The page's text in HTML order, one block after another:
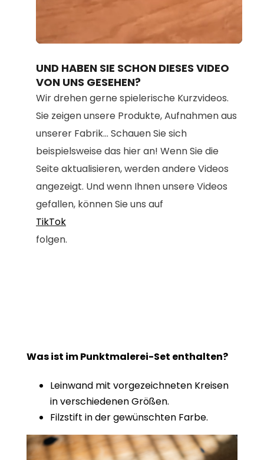
:
100.00%
UND HABEN SIE SCHON DIESES VIDEO
VON UNS GESEHEN?
Wir drehen gerne spielerische Kurzvideos.
Sie zeigen unsere Produkte, Aufnahmen aus
unserer Fabrik... Schauen Sie sich
beispielsweise das hier an! Wenn Sie die
Seite aktualisieren, werden andere Videos
angezeigt. Und wenn Ihnen unsere Videos
gefallen, können Sie uns auf
TikTok
folgen.
Was ist im Punktmalerei-Set enthalten?
Leinwand mit vorgezeichneten Kreisen
in verschiedenen Größen.
Filzstift in der gewünschten Farbe.